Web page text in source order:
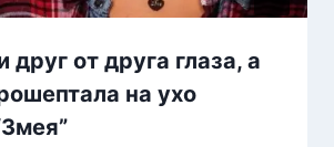
друг от друга глаза, а
на ухо